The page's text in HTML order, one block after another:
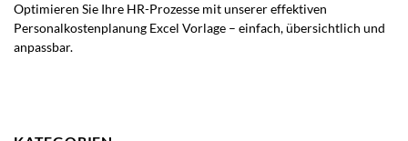
Optimieren Sie Ihre HR-Prozesse mit unserer effektiven
Personalkostenplanung Excel Vorlage – einfach, übersichtlich und
anpassbar.